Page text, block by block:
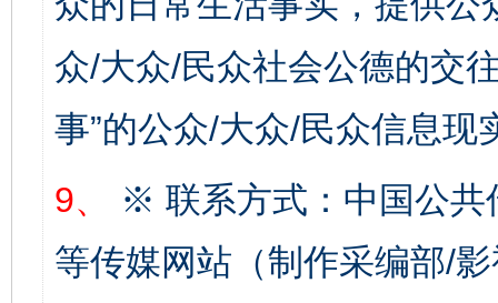
众/大众/民众社会公德的交
事”的公众/大众/民众信息现
9、
※ 联系方式：中国公共
等传媒网站（制作采编部/